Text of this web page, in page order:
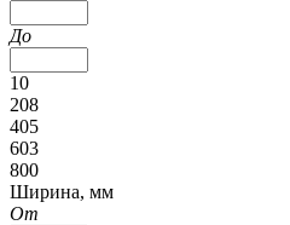
До
10
208
405
603
800
Ширина, мм
От